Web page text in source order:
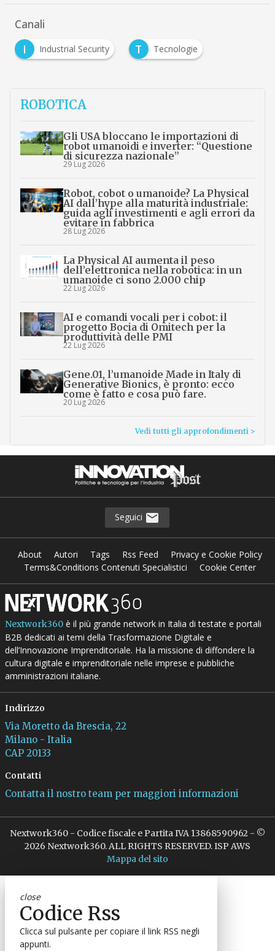
Canali
I
Industrial Security T Tecnologie
ROBOTICA
Gli USA bloccano le importazioni di
robot umanoidi e inverter: “Questione
di sicurezza nazionale”
29 Lug 2026
Robot, cobot o umanoide? La Physical
AI dall’hype alla maturità industriale:
guida agli investimenti e agli errori da
evitare in fabbrica
28 Lug 2026
La Physical AI aumenta il peso
dell’elettronica nella robotica: in un
umanoide ci sono 2.000 chip
22 Lug 2026
AI e comandi vocali per i cobot: il
progetto Bocia di Omitech per la
produttività delle PMI
22 Lug 2026
Gene.01, l’umanoide Made in Italy di
Generative Bionics, è pronto: ecco
come è fatto e cosa può fare.
20 Lug 2026
Vedi tutti gli approfondimenti >
Seguici
About Autori Tags Rss Feed
Privacy e Cookie Policy
Terms&Conditions Contenuti Specialistici
Cookie Center
Nextwork360è il più grande network in Italia di testate e portali
B2B dedicati ai temi della Trasformazione Digitale e
dell’Innovazione Imprenditoriale. Ha la missione di diffondere la
cultura digitale e imprenditoriale nelle imprese e pubbliche
amministrazioni italiane.
Indirizzo
Via Moretto da Brescia, 22
Milano - Italia
CAP 20133
Contatti
Contatta il nostro team per maggiori informazioni
Nextwork360 - Codice fiscale e Partita IVA 13868590962 - ©
2026 Nextwork360. ALL RIGHTS RESERVED. ISP AWS
Mappa del sito
close
Codice Rss
Clicca sul pulsante per copiare il link RSS negli
appunti.